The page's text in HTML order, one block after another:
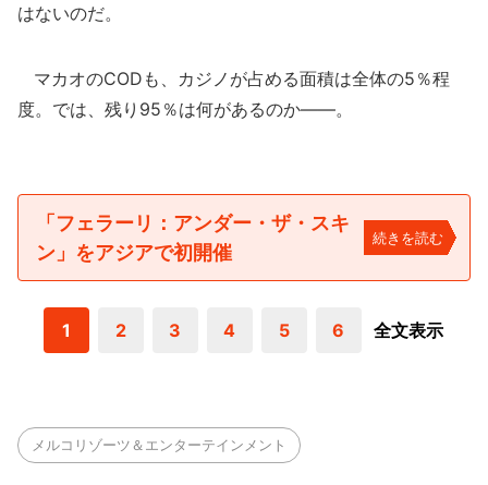
はないのだ。
マカオのCODも、カジノが占める面積は全体の5％程
度。では、残り95％は何があるのか――。
「フェラーリ：アンダー・ザ・スキ
ン」をアジアで初開催
続きを読む
1 2 3 4 5 6 全文表示
メルコリゾーツ＆エンターテインメント